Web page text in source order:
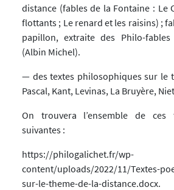
distance (fables de la Fontaine : Le
flottants ; Le renard et les raisins) ;
papillon, extraite des Philo-
(Albin Michel).
— des textes philosophiques sur le
Pascal, Kant, Levinas, La Bruyère,
On trouvera l’ensemble de ces
suivantes :
https://philogalichet.fr/wp-
content/uploads/2022/11/Textes-
sur-le-theme-de-la-distance.docx.